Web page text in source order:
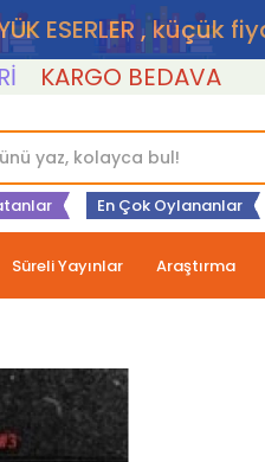
ESERLER , küçük
BEDAVA
En Çok Oylananlar
Süreli Yayınlar Araştırma